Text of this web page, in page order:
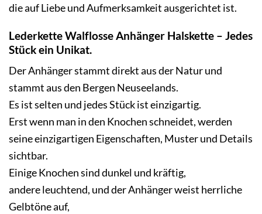
die auf Liebe und Aufmerksamkeit ausgerichtet ist.
Lederkette WalflosseAnhänger Halskette – Jedes
Stück ein Unikat.
Der Anhänger stammt direkt aus der Natur und
stammt aus den Bergen Neuseelands.
Es ist selten und jedes Stück ist einzigartig.
Erst wenn man in den Knochen schneidet, werden
seine einzigartigen Eigenschaften, Muster und Details
sichtbar.
Einige Knochen sind dunkel und kräftig,
andere leuchtend, und der Anhänger weist herrliche
Gelbtöne auf,